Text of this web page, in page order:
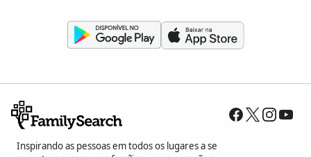
Inspirando as pessoas em todos os lugares a se